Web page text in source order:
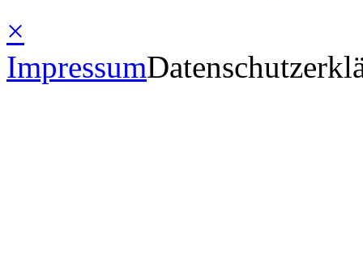
×
Impressum